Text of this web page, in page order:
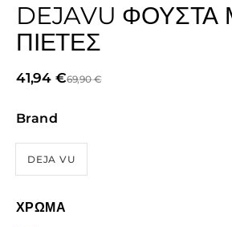
DEJAVU ΦΟΎΣΤΑ
ΠΙΈΤΕΣ
69,90€
41,94 €
Brand
DEJA VU
ΧΡΩΜΑ